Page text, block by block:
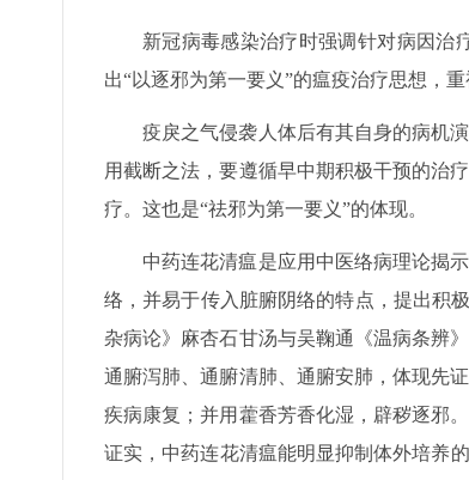
新冠病毒感染治疗时强调针对病因治
出“以逐邪为第一要义”的瘟疫治疗思想，
疫戾之气侵袭人体后有其自身的病机
用截断之法，要遵循早中期积极干预的
疗。这也是“祛邪为第一要义”的体现。
中药连花清瘟是应用中医络病理论揭
络，并易于传入脏腑阴络的特点，提出积
杂病论》麻杏石甘汤与吴鞠通《温病条辨
通腑泻肺、通腑清肺、通腑安肺，体现先
疾病康复；并用藿香芳香化湿，辟秽逐邪
证实，中药连花清瘟能明显抑制体外培养